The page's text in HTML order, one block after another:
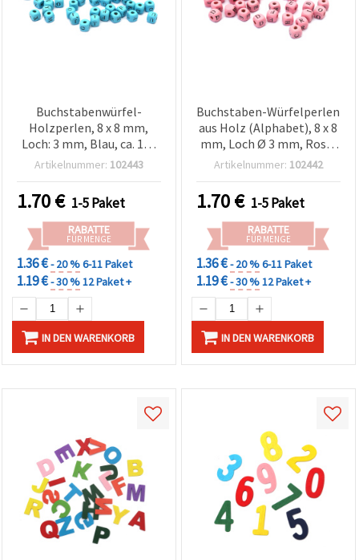
Buchstabenwürfel-
Holzperlen, 8 x 8 mm,
Loch: 3 mm, Blau, ca. 107
Stück (ca. 35 g)
Artikelnummer: 102443
1.70€ 1-5 Paket
RABATTE
FÜR MENGE
1.36 €- 20 %6-11 Paket
1.19 €- 30 %12 Paket +
IN DEN WARENKORB
Buchstaben-Würfelperlen
aus Holz (Alphabet), 8 x 8
mm, Loch Ø 3 mm, Rosa,
ca. 107 Stk., ca. 35 g – für
personalisierten
Schmuck, Deko & Kinder-
Bastelprojekte
Artikelnummer: 102442
1.70€ 1-5 Paket
RABATTE
FÜR MENGE
1.36 €- 20 %6-11 Paket
1.19 €- 30 %12 Paket +
IN DEN WARENKORB